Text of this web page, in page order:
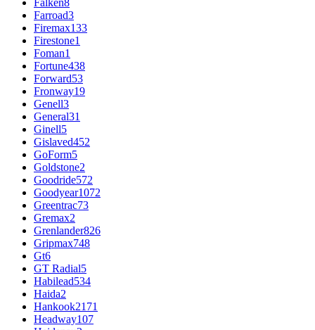
Falken8
Farroad3
Firemax133
Firestone1
Foman1
Fortune438
Forward53
Fronway19
Genell3
General31
Ginell5
Gislaved452
GoForm5
Goldstone2
Goodride572
Goodyear1072
Greentrac73
Gremax2
Grenlander826
Gripmax748
Gt6
GT Radial5
Habilead534
Haida2
Hankook2171
Headway107